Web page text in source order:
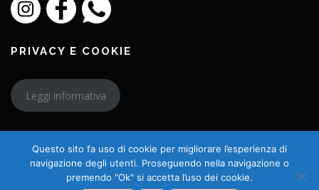
PRIVACY E COOKIE
Leggi informativa
Questo sito fa uso di cookie per migliorare l’esperienza di
navigazione degli utenti. Proseguendo nella navigazione o
premendo "Ok" si accetta l’uso dei cookie.